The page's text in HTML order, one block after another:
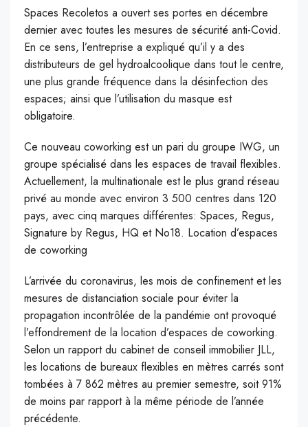
Spaces Recoletos a ouvert ses portes en décembre
dernier avec toutes les mesures de sécurité anti-Covid.
En ce sens, l’entreprise a expliqué qu’il y a des
distributeurs de gel hydroalcoolique dans tout le centre,
une plus grande fréquence dans la désinfection des
espaces; ainsi que l’utilisation du masque est
obligatoire.
Ce nouveau coworking est un pari du groupe IWG, un
groupe spécialisé dans les espaces de travail flexibles.
Actuellement, la multinationale est le plus grand réseau
privé au monde avec environ 3 500 centres dans 120
pays, avec cinq marques différentes: Spaces, Regus,
Signature by Regus, HQ et No18. Location d’espaces
de coworking
L’arrivée du coronavirus, les mois de confinement et les
mesures de distanciation sociale pour éviter la
propagation incontrôlée de la pandémie ont provoqué
l’effondrement de la location d’espaces de coworking.
Selon un rapport du cabinet de conseil immobilier JLL,
les locations de bureaux flexibles en mètres carrés sont
tombées à 7 862 mètres au premier semestre, soit 91%
de moins par rapport à la même période de l’année
précédente.